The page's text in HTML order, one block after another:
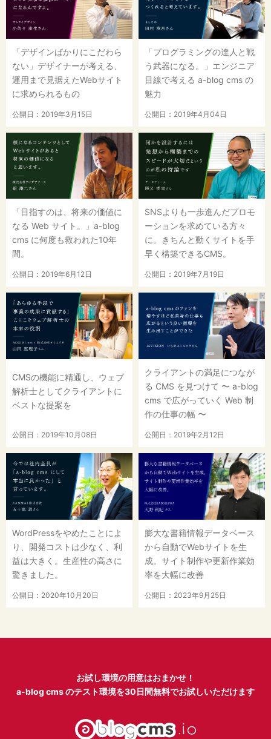
「デザインばかりにこだわら
ない」デザイナーが考える、
運用まで見据えたWebサイト
に求められるもの
公開日：2019年3月15日
「プログラミングの達人と戦
う武器になる。」エンジニア
目線で考える a-blog cms の
魅力
公開日：2019年4月04日
「目指すのは、将来の価値に
なる Web サイト。」a-blog
cms に何度も救われた10年
間。
公開日：2019年6月12日
SNSよりも一歩進んだプロモ
ーションを求めている方々
に。きちんと動くサイトを手
早く構築できるCMS。
公開日：2019年7月19日
CMSの機能に精通し、ウェブ
解析士としてクライアントに
ベストな提案を
公開日：2019年10月08日
クライアントの満足につなが
る CMS を見つけて 〜 a-blog
cms で広がっていく Web 制
作の仕事の幅 〜
公開日：2019年2月12日
WordPressをやめたことによ
り、開発コストは少なく、利
益は大きく。生産性の高さに
驚きました。
公開日：2020年10月20日
膨大な書籍情報データベース
から自動でWebサイトを生
成。サイト制作や更新作業効
率を大幅に改善
公開日：2023年9月25日
お試し環境の用意はおまかせ！
a-blog cms のテスト環境を30日間無料でお試しいただけます